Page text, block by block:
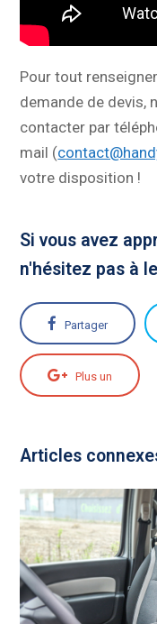
Pour tout
demande de devis,
contacter par
mail (
votre disposition !
Si vous avez
n'hésitez pas à
Partager
Plus un
Articles